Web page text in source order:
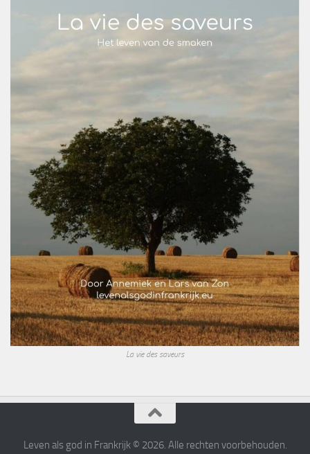
La vie des saveurs
Leven als god in Frankrijk © 2026. Alle rechten voorbehouden.